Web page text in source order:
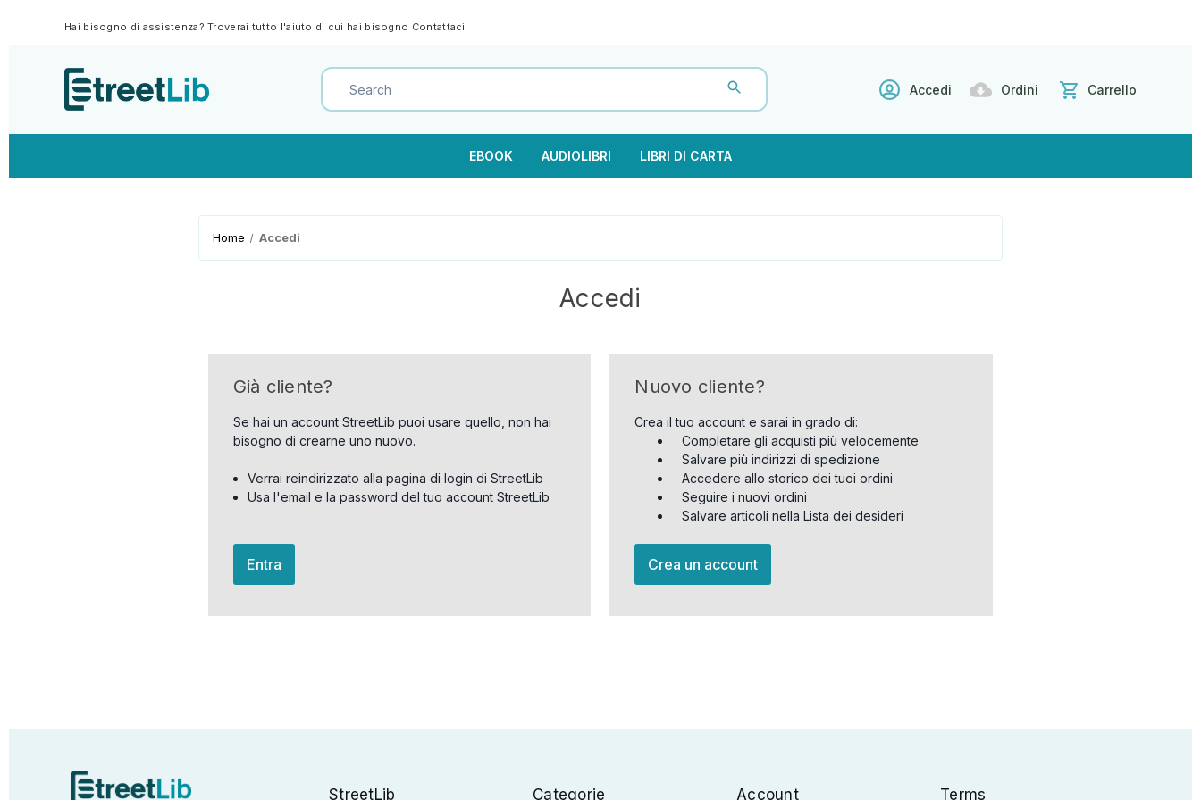
Hai bisogno di assistenza? Troverai tutto l'aiuto di cui hai bisogno Contattaci
Accedi Ordini Carrello
EBOOK AUDIOLIBRI LIBRI DI CARTA
Home Accedi
Accedi
Già cliente?
Se hai un account StreetLib puoi usare quello, non hai
bisogno di crearne uno nuovo.
Verrai reindirizzato alla pagina di login di StreetLib
Usa l'email e la password del tuo account StreetLib
Entra
Nuovo cliente?
Crea il tuo account e sarai in grado di:
Completare gli acquisti più velocemente
Salvare più indirizzi di spedizione
Accedere allo storico dei tuoi ordini
Seguire i nuovi ordini
Salvare articoli nella Lista dei desideri
Crea un account
StreetLib Categorie Account Terms